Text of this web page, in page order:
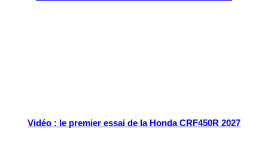
Vidéo : le premier essai de la Honda CRF450R 2027